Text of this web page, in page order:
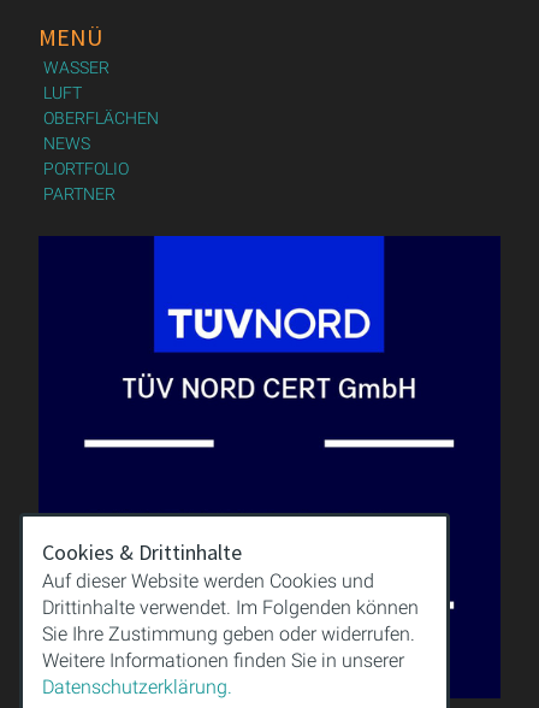
MENÜ
WASSER
LUFT
OBERFLÄCHEN
NEWS
PORTFOLIO
PARTNER
Cookies & Drittinhalte
Auf dieser Website werden Cookies und
Drittinhalte verwendet. Im Folgenden können
Sie Ihre Zustimmung geben oder widerrufen.
Weitere Informationen finden Sie in unserer
Datenschutzerklärung.